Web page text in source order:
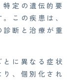
定の遺伝的要
この疾患は、
断と治療が重
に異なる症状
、個別化され